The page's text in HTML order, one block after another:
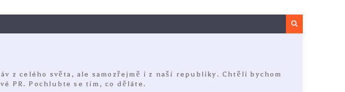
z celého světa, ale samozřejmě i z naší republiky. Chtěli bychom
PR. Pochlubte se tím, co děláte.